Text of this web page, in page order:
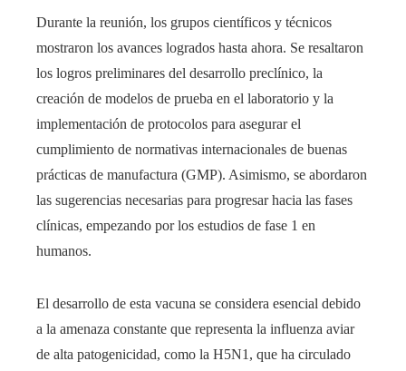
Durante la reunión, los grupos científicos y técnicos
mostraron los avances logrados hasta ahora. Se resaltaron
los logros preliminares del desarrollo preclínico, la
creación de modelos de prueba en el laboratorio y la
implementación de protocolos para asegurar el
cumplimiento de normativas internacionales de buenas
prácticas de manufactura (GMP). Asimismo, se abordaron
las sugerencias necesarias para progresar hacia las fases
clínicas, empezando por los estudios de fase 1 en
humanos.
El desarrollo de esta vacuna se considera esencial debido
a la amenaza constante que representa la influenza aviar
de alta patogenicidad, como la H5N1, que ha circulado